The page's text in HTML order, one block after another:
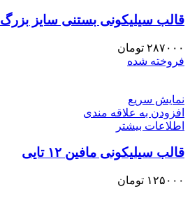
قالب سیلیکونی بستنی سایز بزرگ 4 تایی
۲۸۷۰۰۰ تومان
فروخته شده
نمایش سریع
افزودن به علاقه مندی
اطلاعات بیشتر
قالب سیلیکونی مافین ۱۲ تایی
۱۲۵۰۰۰ تومان